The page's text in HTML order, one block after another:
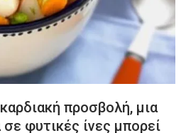
προσβολή, μια
φυτικές ίνες μπορεί